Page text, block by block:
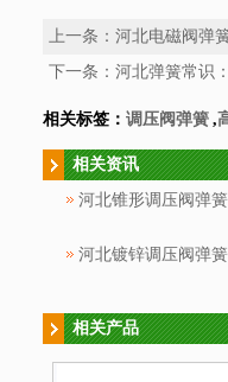
上一条： 河北电磁阀弹
下一条： 河北弹簧常识
相关标签： 调压阀弹簧 ,
相关资讯
河北锥形调压阀弹
河北镀锌调压阀弹
相关产品